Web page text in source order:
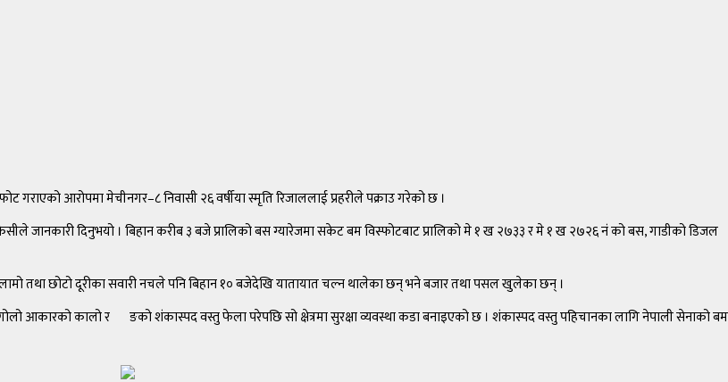
गराएको आरोपमा मेचीनगर–८ निवासी २६ वर्षीया स्मृति रिजाललाई प्रहरीले पक्राउ गरेको छ ।
जानकारी दिनुभयो । बिहान करीब ३ बजे प्रालिको बस ग्यारेजमा सकेट बम विस्फोटबाट प्रालिको मे १ ख २७३३ र मे १ ख २७२६ नं को बस, गाडीको डिजल
तथा छोटो दूरीका सवारी नचले पनि बिहान १० बजेदेखि यातायात चल्न थालेका छन् भने बजार तथा पसल खुलेका छन् ।
आकारको कालो र¬ङको शंकास्पद वस्तु फेला परेपछि सो क्षेत्रमा सुरक्षा व्यवस्था कडा बनाइएको छ । शंकास्पद वस्तु पहिचानका लागि नेपाली सेनाको बम